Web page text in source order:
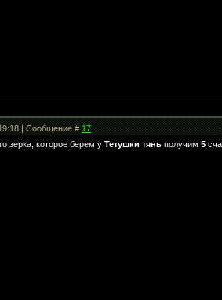
| Сообщение #17
зерка, которое берем уТетушки тянь получим5